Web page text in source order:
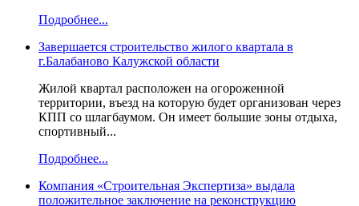
Подробнее...
Завершается строительство жилого квартала в
г.Балабаново Калужской области
Жилой квартал расположен на огороженной
территории, въезд на которую будет организован через
КПП со шлагбаумом. Он имеет большие зоны отдыха,
спортивный...
Подробнее...
Компания «Строительная Экспертиза» выдала
положительное заключение на реконструкцию